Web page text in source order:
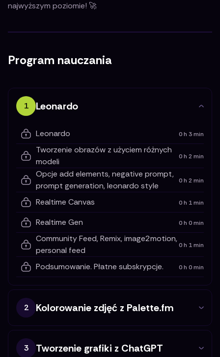
najwyższym poziomie! 🚀
Program nauczania
1 Leonardo
Leonardo 0 h 3 min
Tworzenie obrazów z użyciem różnych
modeli
0 h 2 min
Opcje add elements, negative prompt,
prompt generation, leonardo style
0 h 2 min
Realtime Canvas 0 h 1 min
Realtime Gen 0 h 0 min
Community Feed, Remix, image2motion,
personal feed
0 h 1 min
Podsumowanie. Płatne subskrypcje. 0 h 0 min
2 Kolorowanie zdjęć z Palette.fm
3 Tworzenie grafiki z ChatGPT